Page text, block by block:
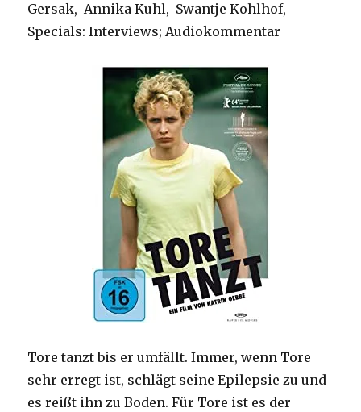
Gersak, Annika Kuhl, Swantje Kohlhof,
Specials: Interviews; Audiokommentar
Tore tanzt bis er umfällt. Immer, wenn Tore
sehr erregt ist, schlägt seine Epilepsie zu und
es reißt ihn zu Boden. Für Tore ist es der